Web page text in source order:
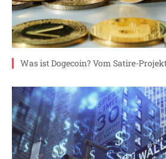
Was ist Dogecoin? Vom Satire-